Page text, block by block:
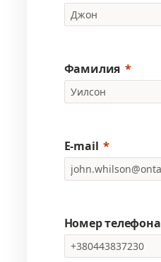
Фамилия
E-mail
Номер телефона